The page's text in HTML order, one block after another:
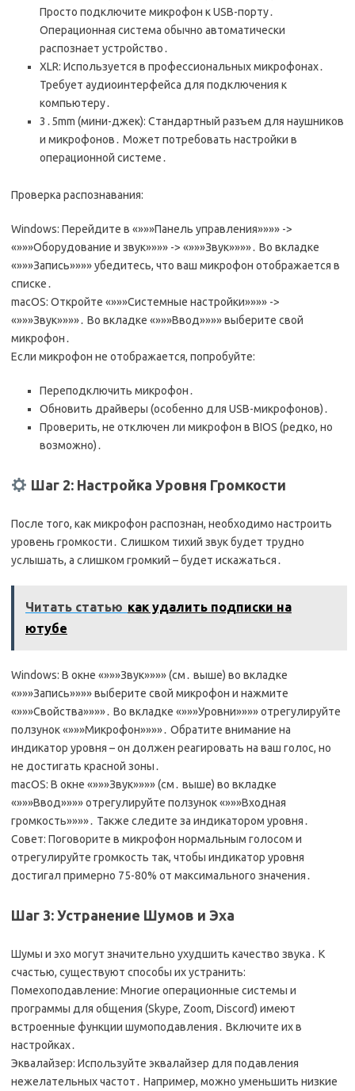
Просто подключите микрофон к USB-порту․
Операционная система обычно автоматически
распознает устройство․
XLR: Используется в профессиональных микрофонах․
Требует аудиоинтерфейса для подключения к
компьютеру․
3․5mm (мини-джек): Стандартный разъем для наушников
и микрофонов․ Может потребовать настройки в
операционной системе․
Проверка распознавания:
Windows: Перейдите в «»»»Панель управления»»»» ->
«»»»Оборудование и звук»»»» -> «»»»Звук»»»»․ Во вкладке
«»»»Запись»»»» убедитесь, что ваш микрофон отображается в
списке․
macOS: Откройте «»»»Системные настройки»»»» ->
«»»»Звук»»»»․ Во вкладке «»»»Ввод»»»» выберите свой
микрофон․
Если микрофон не отображается, попробуйте:
Переподключить микрофон․
Обновить драйверы (особенно для USB-микрофонов)․
Проверить, не отключен ли микрофон в BIOS (редко, но
возможно)․
Шаг 2: Настройка Уровня Громкости
После того, как микрофон распознан, необходимо настроить
уровень громкости․ Слишком тихий звук будет трудно
услышать, а слишком громкий – будет искажаться․
Читать статью как удалить подписки на
ютубе
Windows: В окне «»»»Звук»»»» (см․ выше) во вкладке
«»»»Запись»»»» выберите свой микрофон и нажмите
«»»»Свойства»»»»․ Во вкладке «»»»Уровни»»»» отрегулируйте
ползунок «»»»Микрофон»»»»․ Обратите внимание на
индикатор уровня – он должен реагировать на ваш голос, но
не достигать красной зоны․
macOS: В окне «»»»Звук»»»» (см․ выше) во вкладке
«»»»Ввод»»»» отрегулируйте ползунок «»»»Входная
громкость»»»»․ Также следите за индикатором уровня․
Совет: Поговорите в микрофон нормальным голосом и
отрегулируйте громкость так, чтобы индикатор уровня
достигал примерно 75-80% от максимального значения․
Шаг 3: Устранение Шумов и Эха
Шумы и эхо могут значительно ухудшить качество звука․ К
счастью, существуют способы их устранить:
Помехоподавление: Многие операционные системы и
программы для общения (Skype, Zoom, Discord) имеют
встроенные функции шумоподавления․ Включите их в
настройках․
Эквалайзер: Используйте эквалайзер для подавления
нежелательных частот․ Например, можно уменьшить низкие